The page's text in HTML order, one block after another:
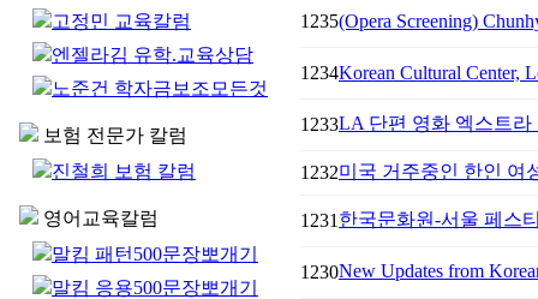
고정민 교육칼럼
엔젤라김 유학.교육상담
노준건 학자금보조모든것
보험 전문가 칼럼
진철희 보험 칼럼
영어교육칼럼
말킴 패턴500문장뽀개기
말킴 응용500문장뽀개기
1235(Opera Screening)
1234Korean Cultural Center,
1233LA 단편 영화 엑스트
1232미국 거주중인 한인 여
1231 한국문화원-서울 페스
1230New Updates from